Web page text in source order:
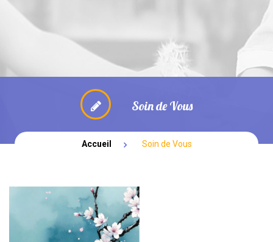
SPECTACLES
Soin de Vous
Accueil Soin de Vous